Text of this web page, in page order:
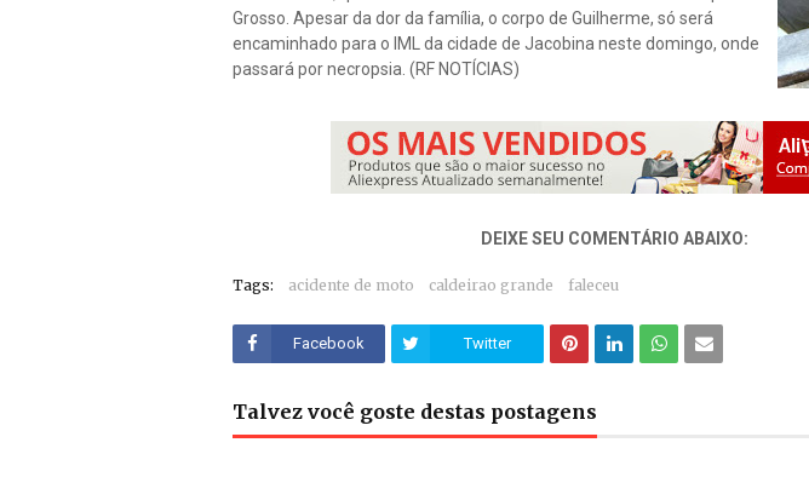
Grosso. Apesar da dor da família, o corpo de Guilherme, só será
encaminhado para o IML da cidade de Jacobina neste domingo, onde
passará por necropsia. (RF NOTÍCIAS)
DEIXE SEU COMENTÁRIO ABAIXO:
Tags: acidente de moto caldeirao grande faleceu
Facebook Twitter
Talvez você goste destas postagens